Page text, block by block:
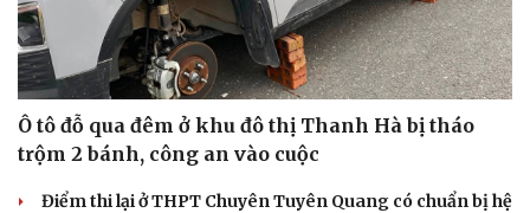
Ô tô đỗ qua đêm ở khu đô thị Thanh Hà bị tháo
trộm 2 bánh, công an vào cuộc
Điểm thi lại ở THPT Chuyên Tuyên Quang có chuẩn bị hệ